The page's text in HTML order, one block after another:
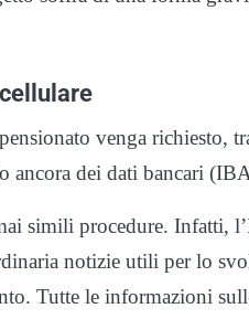
venga richiesto,
ancora dei dati bancari
simili procedure. Infatti,
notizie utili per lo
Tutte le informazioni